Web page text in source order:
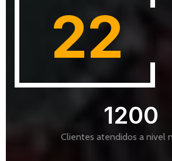
22
1200
Clientes atendidos a nivel